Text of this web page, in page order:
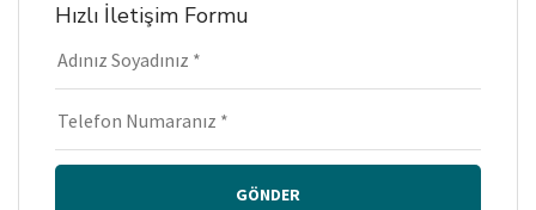
Hızlı İletişim Formu
GÖNDER